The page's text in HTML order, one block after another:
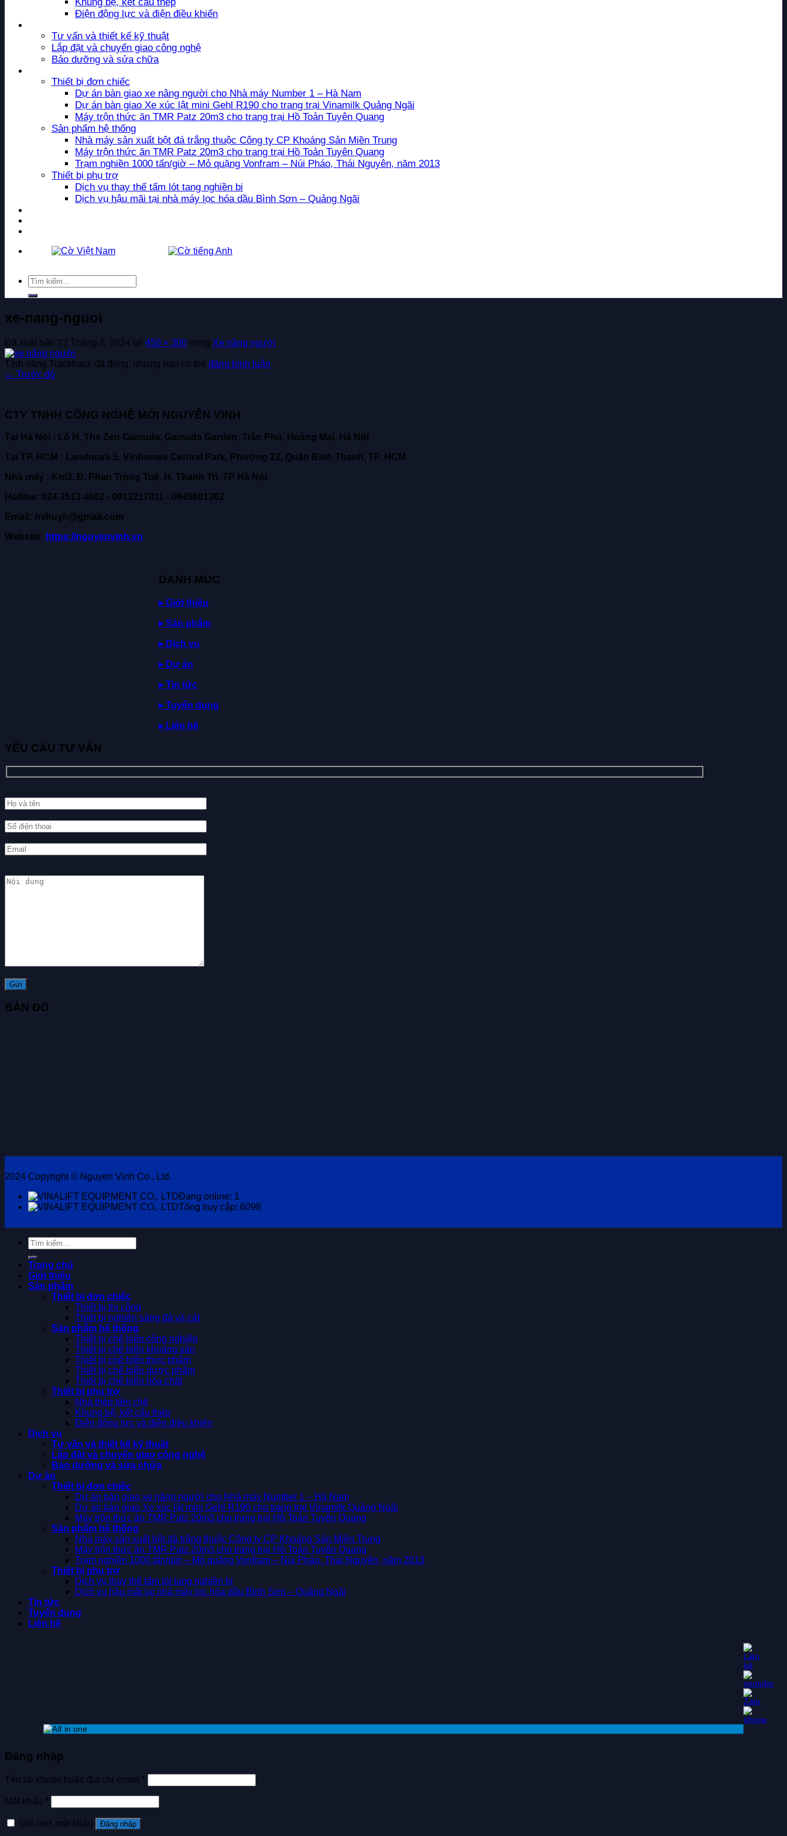
Điện động lực và điện điều khiển
Tư vấn và thiết kế kỹ thuật
Lắp đặt và chuyển giao công nghệ
Bảo dưỡng và sửa chữa
Thiết bị đơn chiếc
Dự án bàn giao xe nâng người cho Nhà máy Number 1 – Hà Nam
Dự án bàn giao Xe xúc lật mini Gehl R190 cho trang trại Vinamilk Quảng Ngãi
Máy trộn thức ăn TMR Patz 20m3 cho trang trại Hồ Toản Tuyên Quang
Sản phẩm hệ thống
Nhà máy sản xuất bột đá trắng thuộc Công ty CP Khoáng Sản Miền Trung
Máy trộn thức ăn TMR Patz 20m3 cho trang trại Hồ Toản Tuyên Quang
Trạm nghiền 1000 tấn/giờ – Mỏ quặng Vonfram – Núi Pháo, Thái Nguyên, năm 2013
Thiết bị phụ trợ
Dịch vụ thay thế tấm lót tang nghiền bi
Dịch vụ hậu mãi tại nhà máy lọc hóa dầu Bình Sơn – Quảng Ngãi
Tìm
kiếm:
xe-nang-nguoi
Đã xuất bản 22 Tháng 8, 2024 tại 450 × 300 trong Xe nâng người
Tính năng Trackback đã đóng, nhưng bạn có thể đăng bình luận .
← Trước đó
CTY TNHH CÔNG NGHỆ MỚI NGUYỄN VINH
Tại Hà Nội : Lô H, The Zen Gamuda, Gamuda Garden, Trần Phú, Hoàng Mai, Hà Nội
Tại TP. HCM : Landmark 5, Vinhomes Central Park, Phường 22, Quận Bình Thạnh, TP. HCM
Nhà máy : Km3, Đ. Phan Trọng Tuệ, H. Thanh Trì, TP Hà Nội
Hotline: 024 3513 4082 - 0913217811 - 0945881362
Email: nvhuyh@gmail.com
Website: https://nguyenvinh.vn
DANH MỤC
▸ Giới thiệu
▸ Sản phẩm
▸ Dịch vụ
▸ Dự án
▸ Tin tức
▸ Tuyển dụng
▸ Liên hệ
YÊU CẦU TƯ VẤN
BẢN ĐỒ
2024 Copyright © Nguyen Vinh Co., Ltd.
Đang online: 1
Tổng truy cập: 6098
Tìm
kiếm:
Trang chủ
Giới thiệu
Sản phẩm
Thiết bị đơn chiếc
Thiết bị thi công
Thiết bị nghiền sàng đá và cát
Sản phẩm hệ thống
Thiết bị chế biến công nghiệp
Thiết bị chế biến khoáng sản
Thiết bị chế biến thực phẩm
Thiết bị chế biến dược phẩm
Thiết bị chế biến hóa chất
Thiết bị phụ trợ
Nhà thép tiền chế
Khung bệ, kết cấu thép
Điện động lực và điện điều khiển
Dịch vụ
Tư vấn và thiết kế kỹ thuật
Lắp đặt và chuyển giao công nghệ
Bảo dưỡng và sửa chữa
Dự án
Thiết bị đơn chiếc
Dự án bàn giao xe nâng người cho Nhà máy Number 1 – Hà Nam
Dự án bàn giao Xe xúc lật mini Gehl R190 cho trang trại Vinamilk Quảng Ngãi
Máy trộn thức ăn TMR Patz 20m3 cho trang trại Hồ Toản Tuyên Quang
Sản phẩm hệ thống
Nhà máy sản xuất bột đá trắng thuộc Công ty CP Khoáng Sản Miền Trung
Máy trộn thức ăn TMR Patz 20m3 cho trang trại Hồ Toản Tuyên Quang
Trạm nghiền 1000 tấn/giờ – Mỏ quặng Vonfram – Núi Pháo, Thái Nguyên, năm 2013
Thiết bị phụ trợ
Dịch vụ thay thế tấm lót tang nghiền bi
Dịch vụ hậu mãi tại nhà máy lọc hóa dầu Bình Sơn – Quảng Ngãi
Tin tức
Tuyển dụng
Liên hệ
Đăng nhập
Tên tài khoản hoặc địa chỉ email *
Mật khẩu *
Ghi nhớ mật khẩu Đăng nhập